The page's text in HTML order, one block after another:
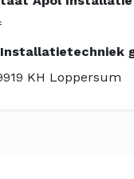
Installatietechniek
KH Loppersum